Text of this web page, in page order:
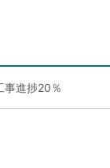
事進捗20％